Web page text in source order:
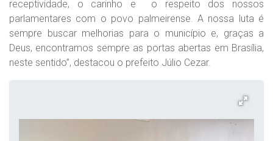
receptividade, o carinho e o respeito dos nossos
parlamentares com o povo palmeirense. A nossa luta é
sempre buscar melhorias para o município e, graças a
Deus, encontramos sempre as portas abertas em Brasília,
neste sentido”, destacou o prefeito Júlio Cezar.